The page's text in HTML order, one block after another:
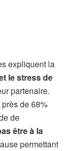
expliquent la
le stress de
partenaire.
de 68%
de
être à la
permettant